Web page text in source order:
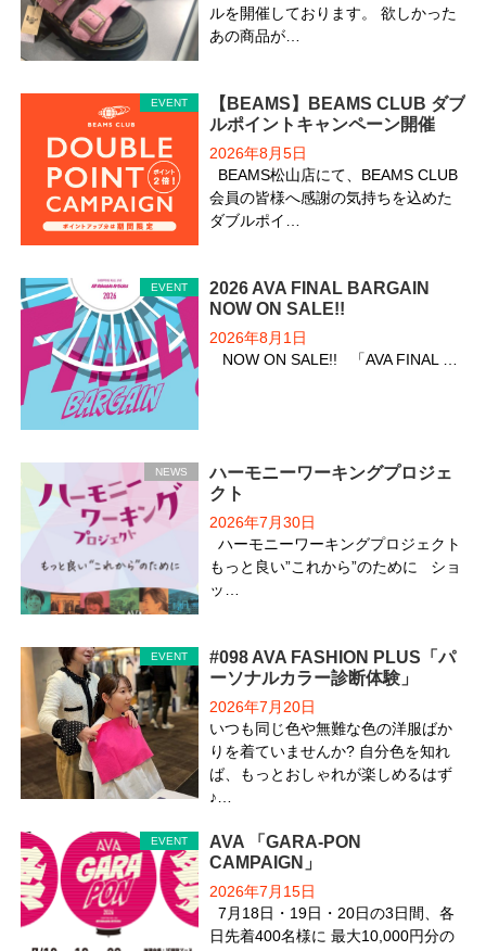
ルを開催しております。 欲しかった
あの商品が…
EVENT
【BEAMS】BEAMS CLUB ダブ
ルポイントキャンペーン開催
2026年8月5日
BEAMS松山店にて、BEAMS CLUB
会員の皆様へ感謝の気持ちを込めた
ダブルポイ…
EVENT
2026 AVA FINAL BARGAIN
NOW ON SALE!!
2026年8月1日
NOW ON SALE!! 「AVA FINAL …
NEWS
ハーモニーワーキングプロジェ
クト
2026年7月30日
ハーモニーワーキングプロジェクト
もっと良い”これから”のために ショ
ッ…
EVENT
#098 AVA FASHION PLUS「パ
ーソナルカラー診断体験」
2026年7月20日
いつも同じ色や無難な色の洋服ばか
りを着ていませんか? 自分色を知れ
ば、もっとおしゃれが楽しめるはず
♪…
EVENT
AVA 「GARA-PON
CAMPAIGN」
2026年7月15日
7月18日・19日・20日の3日間、各
日先着400名様に 最大10,000円分の